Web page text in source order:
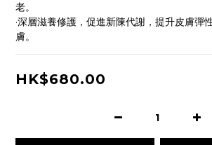
老。
·深層滋養修護，促進新陳代謝，提升皮膚彈
膚。
HK$680.00